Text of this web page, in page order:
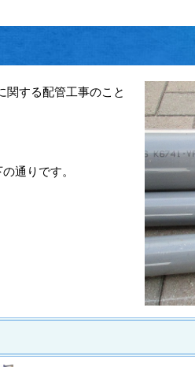
関する配管工事のこと
通りです。